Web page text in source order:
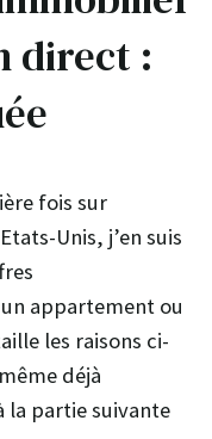
direct :
fois sur
Unis, j’en suis
appartement ou
les raisons ci-
déjà
la partie suivante